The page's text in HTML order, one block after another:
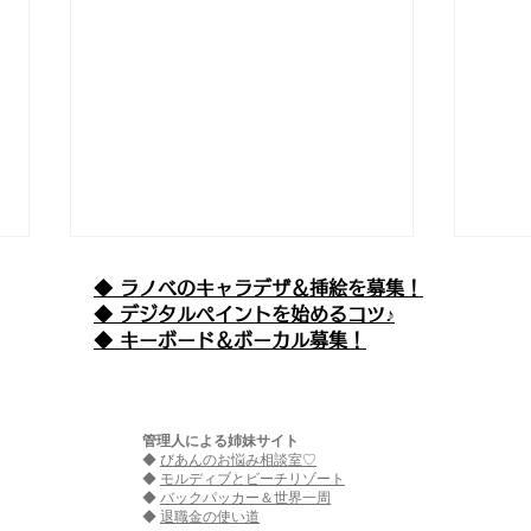
えぴそーど９９ 『魔王が女
の子ってマジなの!?(仮) -も
◆ ラノベのキャラデザ＆挿絵を募集！
​◆ デジタルペイントを始めるコツ♪
◆ キーボード＆ボーカル募集！
管理人による姉妹サイト
◆ びあんのお悩み相談室♡
◆ モルディブとビーチリゾート
◆ バックパッカー＆世界一周
◆ 退職金の使い道